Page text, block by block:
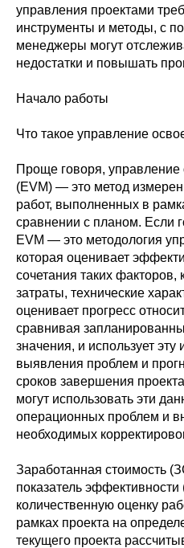
управления проектами
инструменты и методы, с
менеджеры могут
недостатки и повышать
Начало работы
Что такое управление
Проще говоря,
(EVM) — это метод
работ, выполненных в
сравнении с планом. Если
EVM — это методология
которая оценивает
сочетания таких факторов,
затраты, технические
оценивает прогресс
сравнивая
значения, и использует
выявления проблем и
сроков завершения
могут использовать эти
операционных проблем и
необходимых
Заработанная стоимость
показатель
количественную оценку
рамках проекта на
текущего проекта